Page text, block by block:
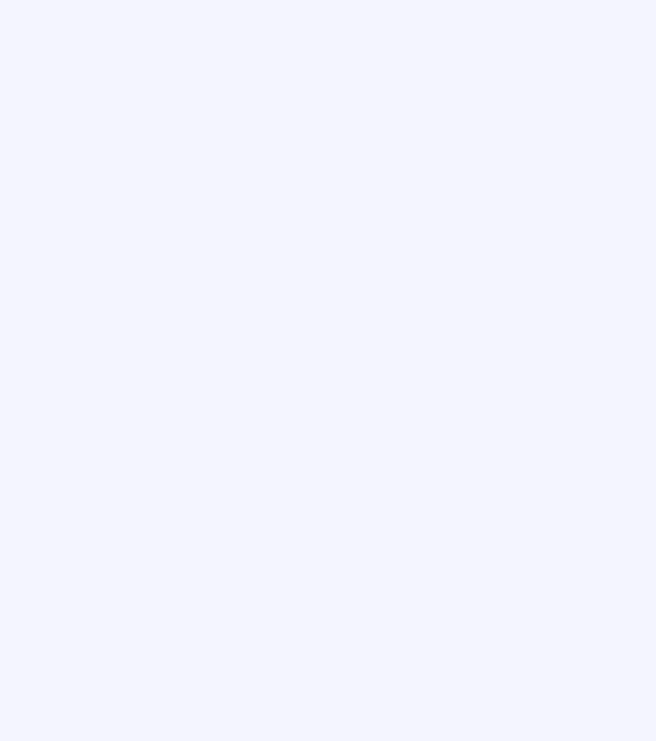
×DX｜有名バーガー店や世界的スイーツ店を株主として再生
ライム上場/年休128日/残業抑制と振休徹底◎
現年収＋600万円UP事例あり｜プライム上場のブティックファーム